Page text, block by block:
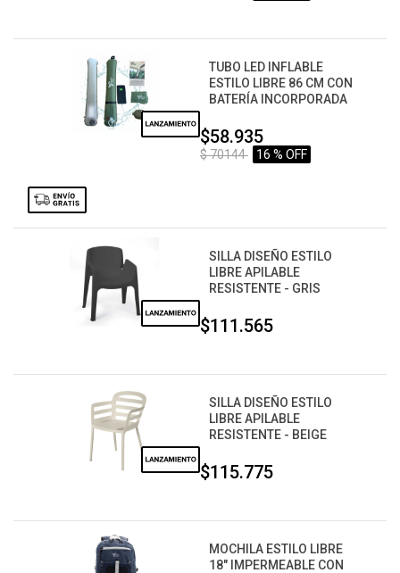
TUBO LED INFLABLE
ESTILO LIBRE 86 CM CON
BATERÍA INCORPORADA
$58.935
$ 70144 16 % OFF
SILLA DISEÑO ESTILO
LIBRE APILABLE
RESISTENTE - GRIS
$111.565
SILLA DISEÑO ESTILO
LIBRE APILABLE
RESISTENTE - BEIGE
$115.775
MOCHILA ESTILO LIBRE
18" IMPERMEABLE CON